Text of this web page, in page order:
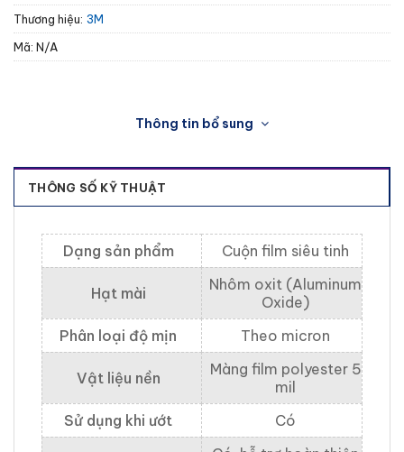
Thương hiệu: 3M
Mã: N/A
Thông tin bổ sung
THÔNG SỐ KỸ THUẬT
Dạng sản phẩm Cuộn film siêu tinh
Hạt mài
Nhôm oxit (Aluminum
Oxide)
Phân loại độ mịn
Theo micron
Vật liệu nền
Màng film polyester 5
mil
Sử dụng khi ướt
Có